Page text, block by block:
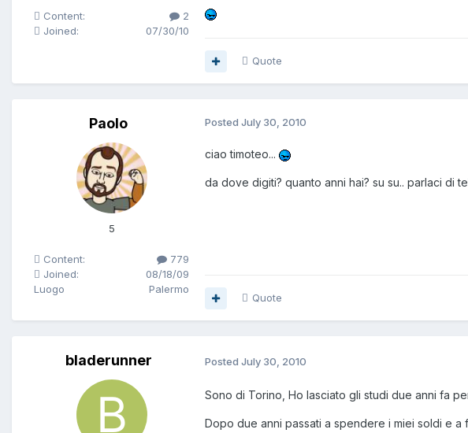
Content:
2
Joined:
07/30/10
Quote
Paolo
5
Content:
779
Joined:
08/18/09
Luogo
Palermo
Posted July 30, 2010
ciao timoteo...
da dove digiti? quanto anni hai? su su.. parlaci di
Quote
bladerunner Posted July 30, 2010
Sono di Torino, Ho lasciato gli studi due anni fa
Dopo due anni passati a spendere i miei soldi e